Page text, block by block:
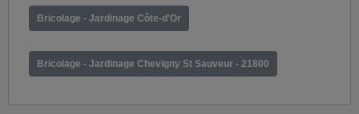
Bricolage - Jardinage Côte-d'Or
Bricolage - Jardinage Chevigny St Sauveur - 21800